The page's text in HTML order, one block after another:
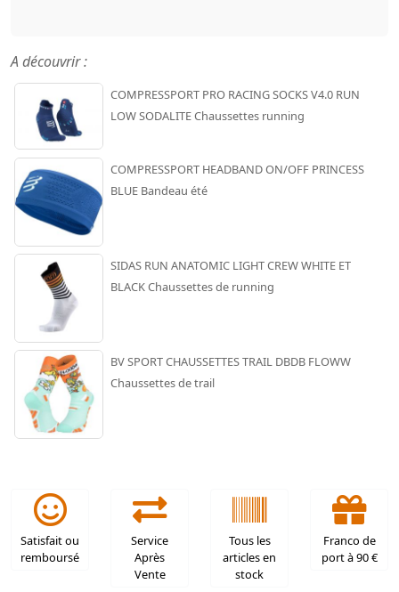
A découvrir :
COMPRESSPORT PRO RACING SOCKS V4.0 RUN
LOW SODALITE Chaussettes running
COMPRESSPORT HEADBAND ON/OFF PRINCESS
BLUE Bandeau été
SIDAS RUN ANATOMIC LIGHT CREW WHITE ET
BLACK Chaussettes de running
BV SPORT CHAUSSETTES TRAIL DBDB FLOWW
Chaussettes de trail
Satisfait ou
remboursé
Service
Après
Vente
Tous les
articles en
stock
Franco de
port à 90 €